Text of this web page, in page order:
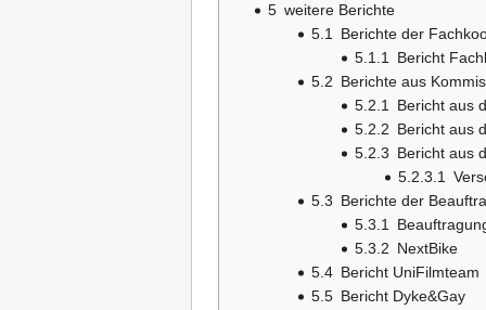
5 weitere Berichte
5.1 Berichte der
5.1.1 Bericht
5.2 Berichte aus
5.2.1 Bericht aus
5.2.2 Bericht aus
5.2.3 Bericht aus
5.2.3.1
5.3 Berichte der
5.3.1
5.3.2 NextBike
5.4 Bericht UniFilmteam
5.5 Bericht Dyke&Gay